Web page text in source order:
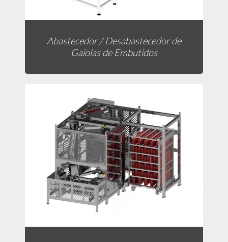
Abastecedor / Desabastecedor de
Gaiolas de Embutidos